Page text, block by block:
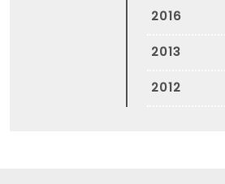
2016
2013
2012